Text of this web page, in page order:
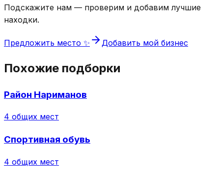
Подскажите нам — проверим и добавим лучшие
находки.
Предложить место ✨ Добавить мой бизнес
Похожие подборки
Район Нариманов
4 общих мест
Спортивная обувь
4 общих мест